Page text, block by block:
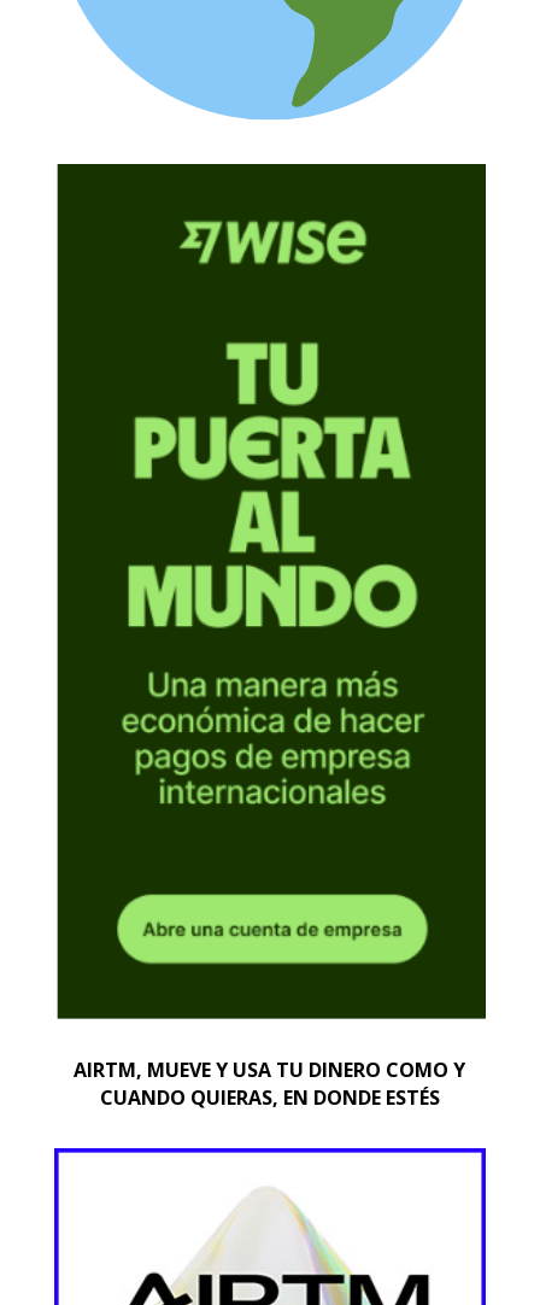
AIRTM, MUEVE Y USA TU DINERO COMO Y
CUANDO QUIERAS, EN DONDE ESTÉS